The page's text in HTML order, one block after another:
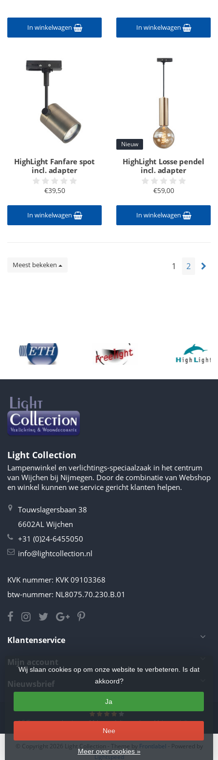
In winkelwagen In winkelwagen
HighLight Fanfare spot
incl. adapter
€39,50
In winkelwagen
Nieuw
HighLight Losse pendel
incl. adapter
€59,00
In winkelwagen
Meest bekeken 1 2
Light Collection
Lampenwinkel en verlichtings-speciaalzaak in het centrum
van Wijchen bij Nijmegen. Door de combinatie van Webshop
en winkel kunnen we service gericht klanten helpen.
Touwslagersbaan 38
6602AL Wijchen
+31 (0)24-6455050
info@lightcollection.nl
KVK nummer: KVK 09103368
btw-nummer: NL8075.70.230.B.01
Klantenservice
Mijn account
Nieuwsbrief
4.5/5sterren op basis van11beoordelingen.Lees 11 beoordelingen
Wij slaan cookies op om onze website te verbeteren. Is dat
akkoord?
Ja
Nee
Meer over cookies »
© Copyright 2026 Light Collection - Theme by Frontlabel - Powered by
Lightspeed